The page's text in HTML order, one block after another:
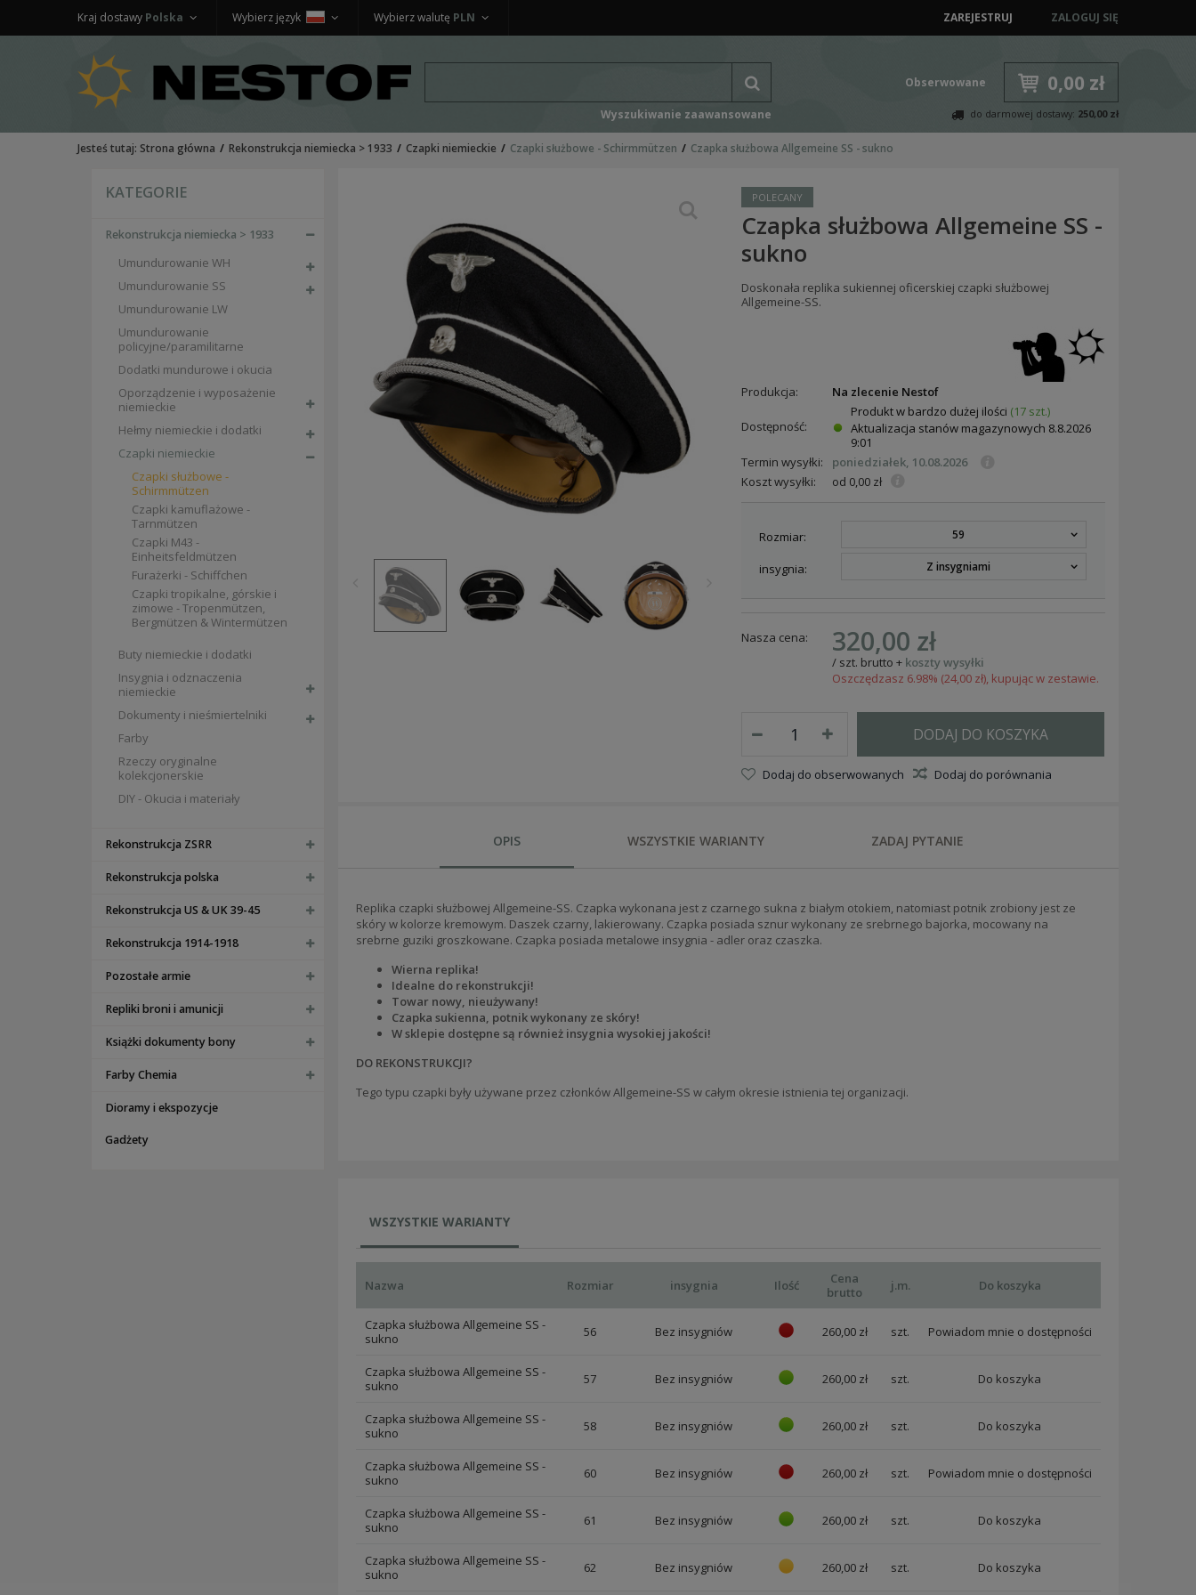
ZAREJESTRUJ ZALOGUJ SIĘ
Wybierz walutę PLN
Wybierz język
Kraj dostawy Polska
Wyszukiwanie zaawansowane
Obserwowane 0,00 zł
do darmowej dostawy: 250,00 zł
Jesteś tutaj: Strona główna Rekonstrukcja niemiecka > 1933 Czapki niemieckie Czapki służbowe - Schirmmützen Czapka służbowa Allgemeine SS - sukno
KATEGORIE
Rekonstrukcja niemiecka > 1933
Umundurowanie WH
Umundurowanie SS
Umundurowanie LW
Umundurowanie
policyjne/paramilitarne
Dodatki mundurowe i okucia
Oporządzenie i wyposażenie
niemieckie
Hełmy niemieckie i dodatki
Czapki niemieckie
Czapki służbowe -
Schirmmützen
Czapki kamuflażowe -
Tarnmützen
Czapki M43 -
Einheitsfeldmützen
Furażerki - Schiffchen
Czapki tropikalne, górskie i
zimowe - Tropenmützen,
Bergmützen & Wintermützen
Buty niemieckie i dodatki
Insygnia i odznaczenia
niemieckie
Dokumenty i nieśmiertelniki
Farby
Rzeczy oryginalne
kolekcjonerskie
DIY - Okucia i materiały
Rekonstrukcja ZSRR
Rekonstrukcja polska
Rekonstrukcja US & UK 39-45
Rekonstrukcja 1914-1918
Pozostałe armie
Repliki broni i amunicji
Książki dokumenty bony
Farby Chemia
Dioramy i ekspozycje
Gadżety
POLECANY
Czapka służbowa Allgemeine SS -
sukno
Doskonała replika sukiennej oficerskiej czapki służbowej
Allgemeine-SS.
Produkcja: Na zlecenie Nestof
Dostępność:
Produkt w bardzo dużej ilości (17 szt.)
Aktualizacja stanów magazynowych 8.8.2026
9:01
Termin wysyłki:
poniedziałek, 10.08.2026
Koszt wysyłki:
od 0,00 zł
Rozmiar: 59
insygnia: Z insygniami
Nasza cena: 320,00 zł
/ szt. brutto+ koszty wysyłki
Oszczędzasz 6.98% (24,00 zł), kupując w zestawie.
DODAJ DO KOSZYKA
Dodaj do obserwowanych Dodaj do porównania
OPIS WSZYSTKIE WARIANTY ZADAJ PYTANIE
Replika czapki służbowej Allgemeine-SS. Czapka wykonana jest z czarnego sukna z białym otokiem, natomiast potnik zrobiony jest ze
skóry w kolorze kremowym. Daszek czarny, lakierowany. Czapka posiada sznur wykonany ze srebrnego bajorka, mocowany na
srebrne guziki groszkowane. Czapka posiada metalowe insygnia - adler oraz czaszka.
Wierna replika!
Idealne do rekonstrukcji!
Towar nowy, nieużywany!
Czapka sukienna, potnik wykonany ze skóry!
W sklepie dostępne są również insygnia wysokiej jakości!
DO REKONSTRUKCJI?
Tego typu czapki były używane przez członkówAllgemeine-SS w całym okresie istnienia tej organizacji.
WSZYSTKIE WARIANTY
Nazwa Rozmiar insygnia Ilość
Cena
brutto
j.m. Do koszyka
Czapka służbowa Allgemeine SS -
sukno
56 Bez insygniów 260,00 zł szt. Powiadom mnie o dostępności
Czapka służbowa Allgemeine SS -
sukno
57 Bez insygniów 260,00 zł szt.
Czapka służbowa Allgemeine SS -
sukno
58 Bez insygniów 260,00 zł szt.
Czapka służbowa Allgemeine SS -
sukno
60 Bez insygniów 260,00 zł szt. Powiadom mnie o dostępności
Czapka służbowa Allgemeine SS -
sukno
61 Bez insygniów 260,00 zł szt.
Czapka służbowa Allgemeine SS -
sukno
62 Bez insygniów 260,00 zł szt.